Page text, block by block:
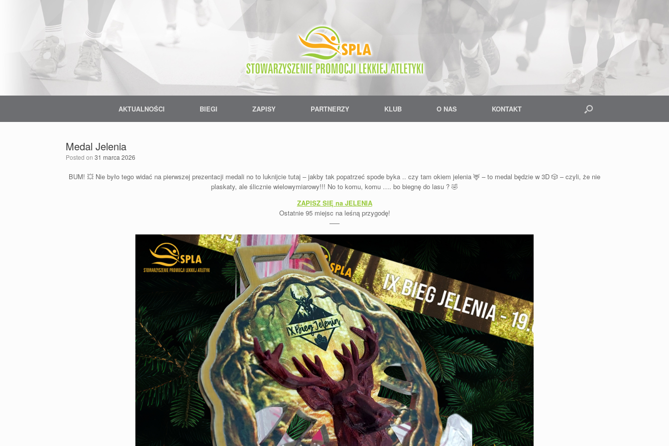
AKTUALNOŚCI BIEGI ZAPISY PARTNERZY KLUB O NAS KONTAKT
Medal Jelenia
Posted on 31 marca 2026
BUM! 💥 Nie było tego widać na pierwszej prezentacji medali no to luknijcie tutaj – jakby tak popatrzeć spode byka .. czy tam okiem jelenia 🦌 – to medal będzie w 3D 🎲 – czyli, że nie
plaskaty, ale ślicznie wielowymiarowy!!! No to komu, komu …. bo biegnę do lasu ? 🤣
ZAPISZ SIĘ na JELENIA
Ostatnie 95 miejsc na leśną przygodę!
—–